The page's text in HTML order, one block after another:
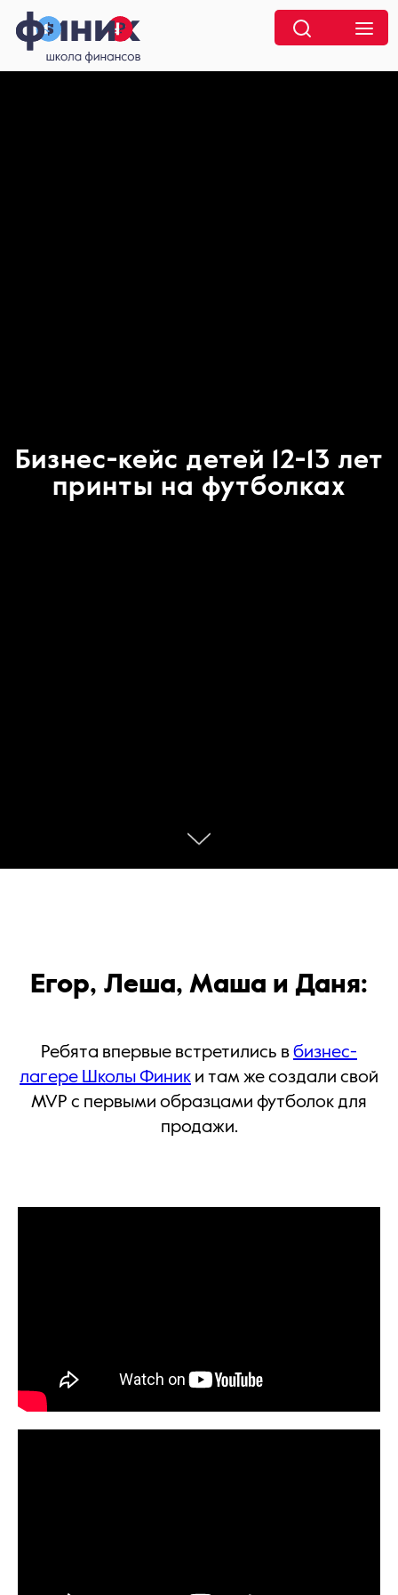
Бизнес-кейс детей 12-13 лет
принты на футболках
Егор, Леша, Маша и Даня:
Ребята впервые встретились в бизнес-
лагере Школы Финик и там же создали свой
MVP с первыми образцами футболок для
продажи.